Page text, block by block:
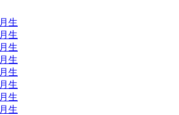
生
生
生
生
生
生
生
生